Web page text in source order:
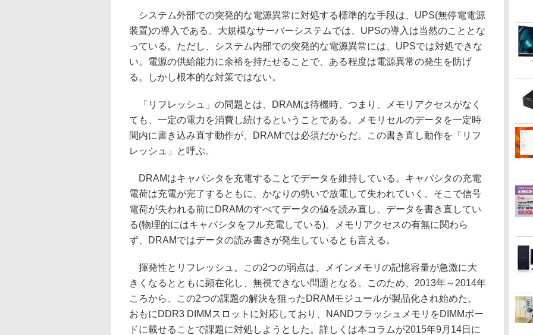
システム外部での突発的な電源異常に対処する標準的な手段は、UPS(無停電電源
装置)の導入である。大規模なサーバーシステムでは、UPSの導入は当然のこととな
っている。ただし、システム内部での突発的な電源異常には、UPSでは対処できな
い。電源の供給能力に余裕を持たせることで、ある程度は電源異常の発生を防げ
る。しかし根本的な対策ではない。
「リフレッシュ」の問題とは、DRAMは待機時、つまり、メモリアクセスがなく
ても、一定の電力を消費し続けるということである。メモリセルのデータを一定時
間内に書き込み直す動作が、DRAMでは必須だからだ。この書き直し動作を「リフ
レッシュ」と呼ぶ。
DRAMはキャパシタを充電することでデータを維持している。キャパシタの充電
電荷は充電が完了するともに、かなりの勢いで放電して失われていく。そこで信号
電荷が失われる前にDRAMのすべてデータの値を読み直し、データを書き直してい
る(物理的にはキャパシタをフル充電している)。メモリアクセスの有無に関わら
ず、DRAMではデータの読み書きが発生しているとも言える。
揮発性とリフレッシュ。この2つの弱点は、メインメモリの記憶容量が急激に大
きくなるとともに顕在化し、無視できない問題となる。このため、2013年～2014年
ころから、この2つの課題の解決を狙ったDRAMモジュールが製品化され始めた。
おもにDDR3 DIMMスロットに対応しており、NANDフラッシュメモリをDIMMボー
ドに載せることで課題に対処しようとした。詳しくは本コラムが2015年9月14日に